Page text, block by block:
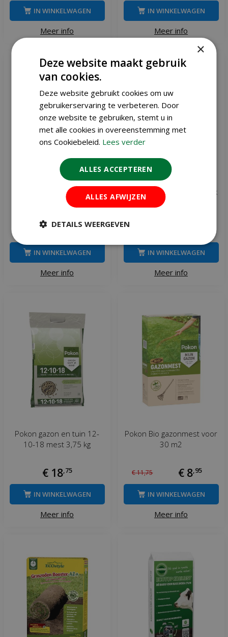
Meer info
IN WINKELWAGEN
Meer info
IN WINKELWAGEN
Pokon gazon en tuin 12-
10-18 mest 6.75 kg
€24, 95
Meer info
IN WINKELWAGEN
Pokon gazonmest met kalk
3-in-1 30 m2
Meer info
IN WINKELWAGEN
Pokon gazon en tuin 12-
10-18 mest 3,75 kg
€ 18 75
Meer info
IN WINKELWAGEN
Pokon Bio gazonmest voor
30 m2
€11,75 € 8 95
Meer info
IN WINKELWAGEN
×
Deze website maakt gebruik
van cookies.
Deze website gebruikt cookies om uw
gebruikerservaring te verbeteren. Door
onze website te gebruiken, stemt u in
met alle cookies in overeenstemming met
ons Cookiebeleid. Lees verder
ALLES ACCEPTEREN
ALLES AFWIJZEN
DETAILS WEERGEVEN